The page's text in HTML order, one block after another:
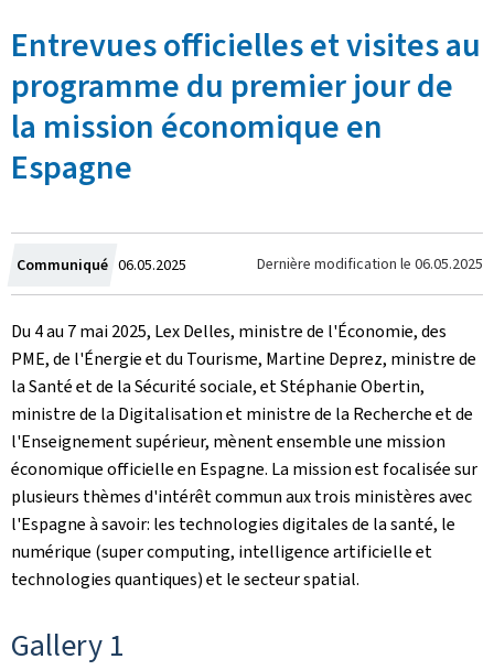
Entrevues officielles et visites au
programme du premier jour de
la mission économique en
Espagne
Communiqué Crée
le
06.05.2025 Dernière modification le 06.05.2025
Du 4 au 7 mai 2025, Lex Delles, ministre de l'Économie, des
PME, de l'Énergie et du Tourisme, Martine Deprez, ministre de
la Santé et de la Sécurité sociale, et Stéphanie Obertin,
ministre de la Digitalisation et ministre de la Recherche et de
l'Enseignement supérieur, mènent ensemble une mission
économique officielle en Espagne. La mission est focalisée sur
plusieurs thèmes d'intérêt commun aux trois ministères avec
l'Espagne à savoir: les technologies digitales de la santé, le
numérique (super computing, intelligence artificielle et
technologies quantiques) et le secteur spatial.
Gallery 1